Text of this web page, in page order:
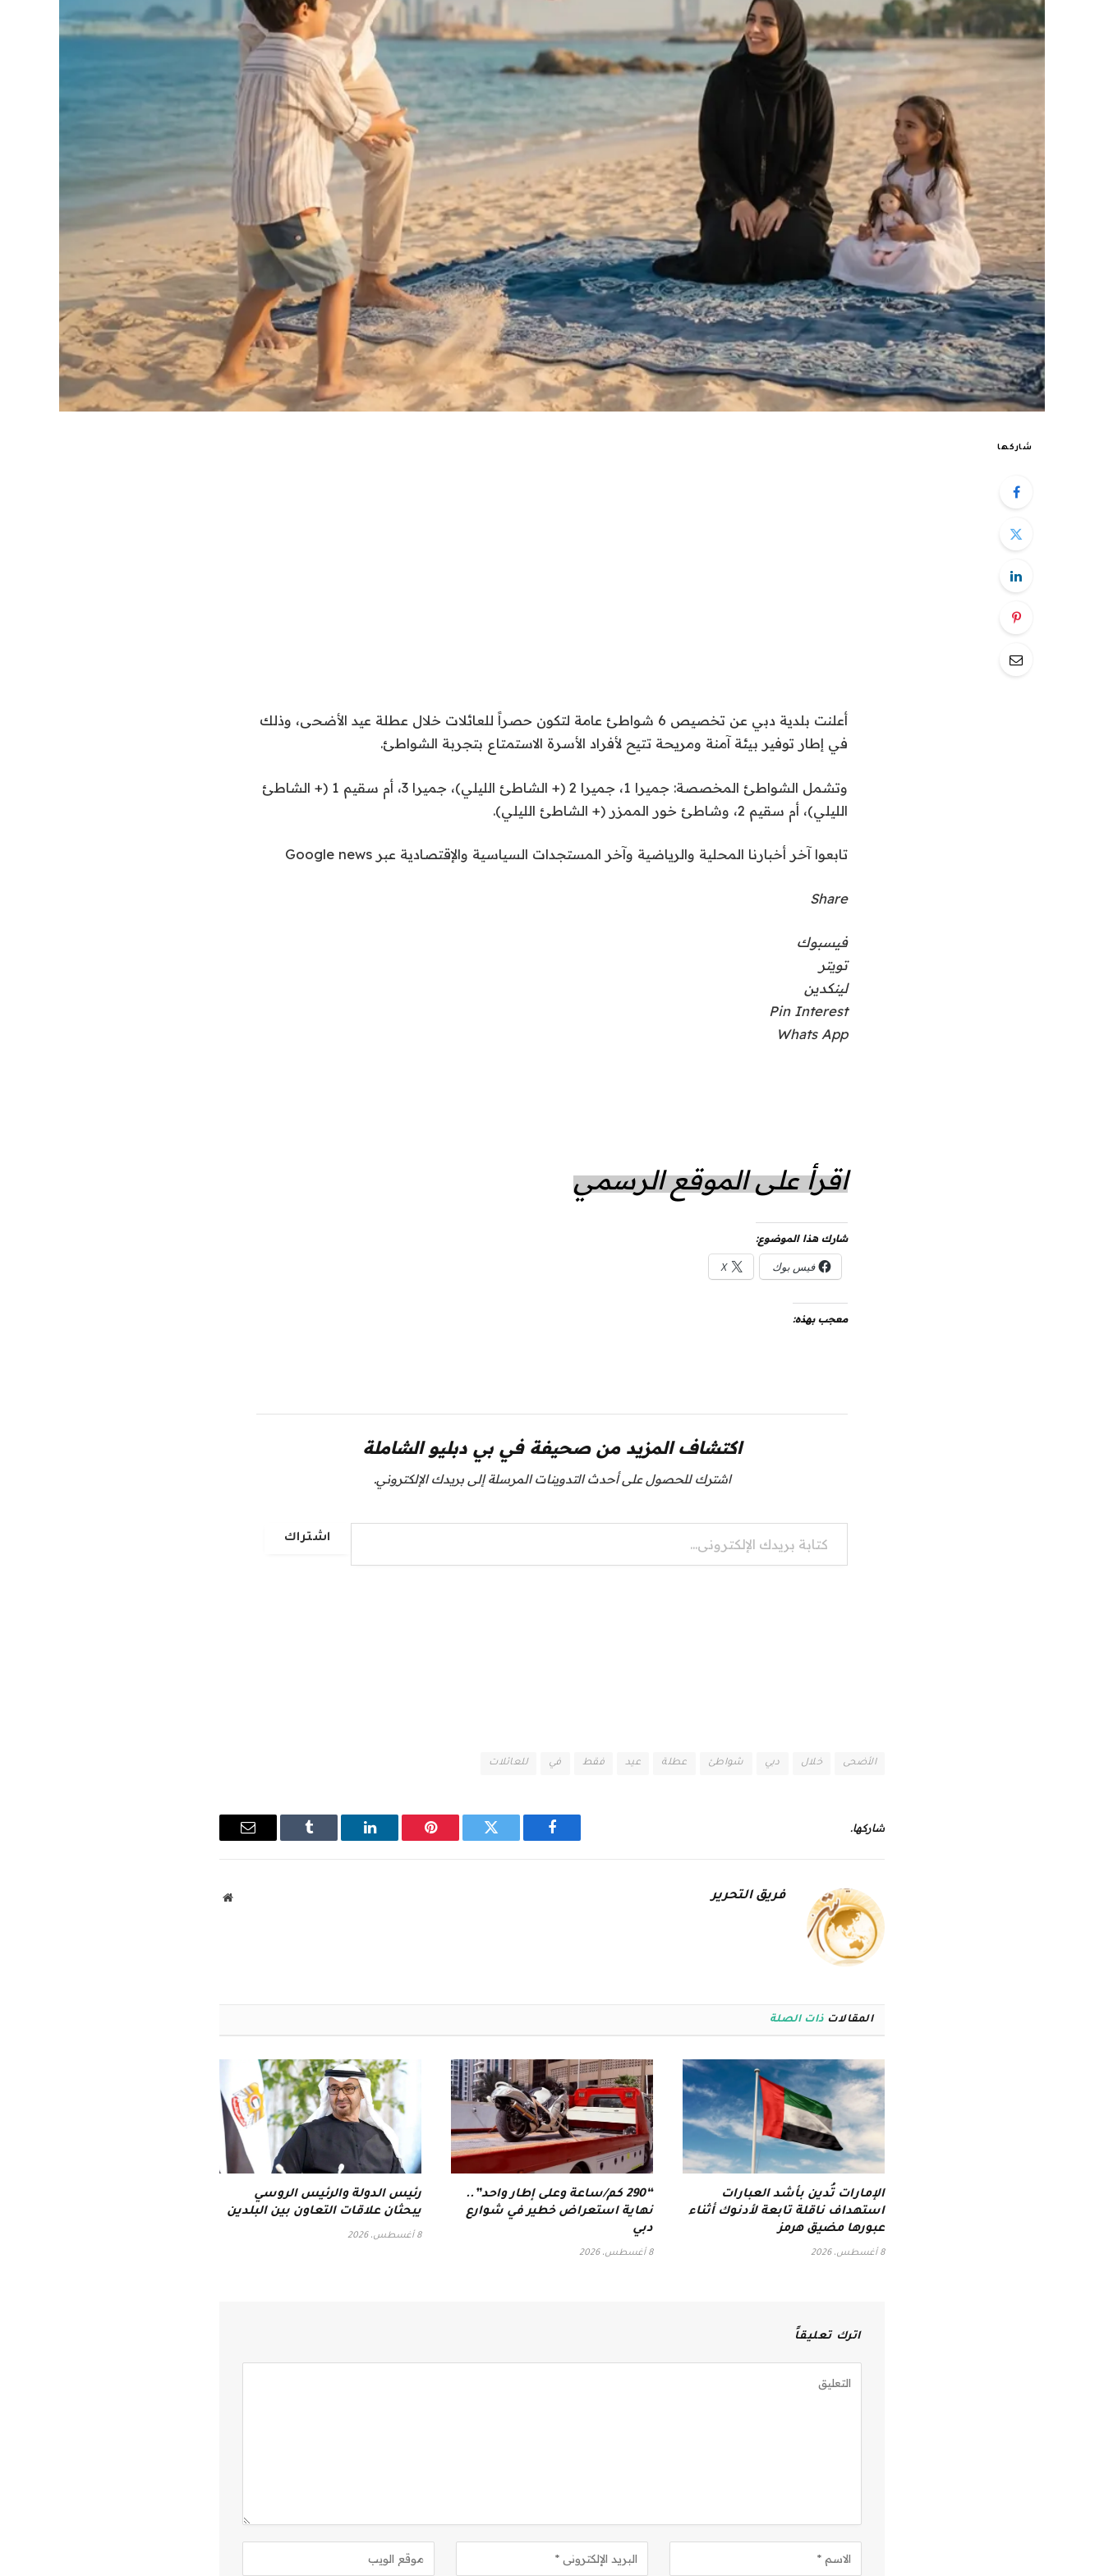
شاركها
أعلنت بلدية دبي عن تخصيص 6 شواطئ عامة لتكون حصراً للعائلات خلال عطلة عيد الأضحى، وذلك
في إطار توفير بيئة آمنة ومريحة تتيح لأفراد الأسرة الاستمتاع بتجربة الشواطئ.
وتشمل الشواطئ المخصصة: جميرا 1، جميرا 2 (+ الشاطئ الليلي)، جميرا 3، أم سقيم 1 (+ الشاطئ
الليلي)، أم سقيم 2، وشاطئ خور الممزر (+ الشاطئ الليلي).
تابعوا آخر أخبارنا المحلية والرياضية وآخر المستجدات السياسية والإقتصادية عبر Google news
Share
فيسبوك
تويتر
لينكدين
Pin Interest
Whats App
اقرأ على الموقع الرسمي
شارك هذا الموضوع:
فيس بوك X
معجب بهذه:
اكتشاف المزيد من صحيفة في بي دبليو الشاملة
اشترك للحصول على أحدث التدوينات المرسلة إلى بريدك الإلكتروني.
كتابة بريدك الإلكتروني...
اشتراك
الأضحى خلال دبي شواطئ عطلة عيد فقط في للعائلات
شاركها.
فيسبوك تويتر بينتيريستلينكدإن Tumblr
البريد
فريق التحرير
موقع
المقالات ذات الصلة
الإمارات تُدين بأشد العبارات
استهداف ناقلة تابعة لأدنوك أثناء
عبورها مضيق هرمز
8 أغسطس، 2026
“290 كم/ساعة وعلى إطار واحد”..
نهاية استعراض خطير في شوارع
دبي
8 أغسطس، 2026
رئيس الدولة والرئيس الروسي
يبحثان علاقات التعاون بين البلدين
8 أغسطس، 2026
اترك تعليقاً